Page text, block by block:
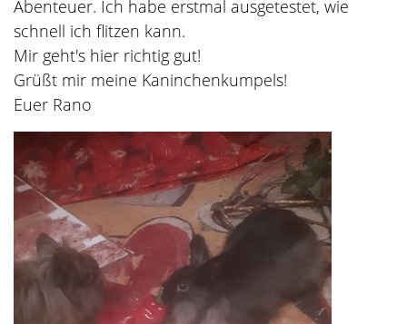
Abenteuer. Ich habe erstmal ausgetestet, wie
schnell ich flitzen kann.
Mir geht's hier richtig gut!
Grüßt mir meine Kaninchenkumpels!
Euer Rano